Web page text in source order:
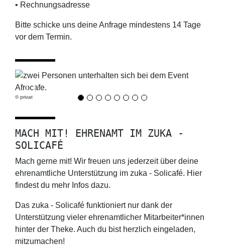
• Rechnungsadresse
Bitte schicke uns deine Anfrage mindestens 14 Tage
vor dem Termin.
© privatPrevious
MACH MIT! EHRENAMT IM ZUKA -
SOLICAFÉ
Mach gerne mit! Wir freuen uns jederzeit über deine
ehrenamtliche Unterstützung im zuka - Solicafé. Hier
findest du mehr Infos dazu.
Das zuka - Solicafé funktioniert nur dank der
Unterstützung vieler ehrenamtlicher Mitarbeiter*innen
hinter der Theke. Auch du bist herzlich eingeladen,
mitzumachen!